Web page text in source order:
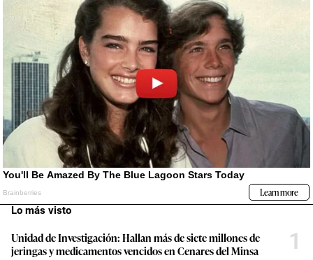
Lo más visto
Unidad de Investigación: Hallan más de siete millones de
jeringas y medicamentos vencidos en Cenares del Minsa
1